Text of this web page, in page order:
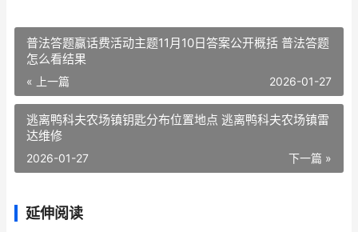
普法答题赢话费活动主题11月10日答案公开概括 普法答题
怎么看结果
« 上一篇 2026-01-27
逃离鸭科夫农场镇钥匙分布位置地点 逃离鸭科夫农场镇雷
达维修
下一篇 »
2026-01-27
延伸阅读